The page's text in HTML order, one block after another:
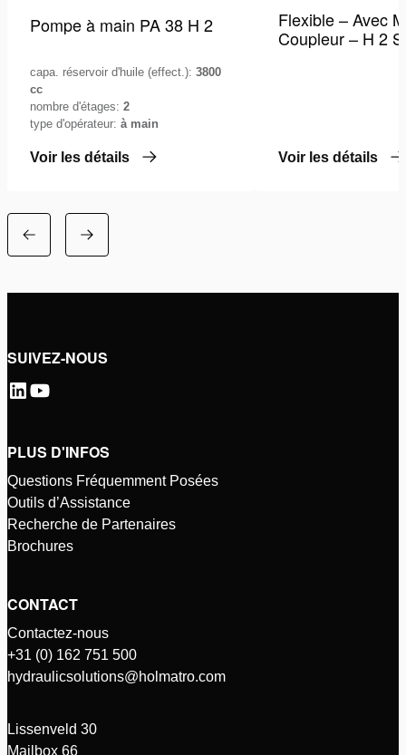
Pompe à main PA 38 H 2
capa. réservoir d'huile (effect.): 3800
cc
nombre d'étages: 2
type d'opérateur: à main
Voir les détails
Flexible – Avec
Coupleur – H 2
Voir les détails
SUIVEZ-NOUS
PLUS D'INFOS
Questions Fréquemment Posées
Outils d’Assistance
Recherche de Partenaires
Brochures
CONTACT
Contactez-nous
+31 (0) 162 751 500
hydraulicsolutions@holmatro.com
Lissenveld 30
Mailbox 66